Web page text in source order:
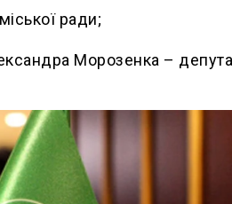
ради;
Морозенка –